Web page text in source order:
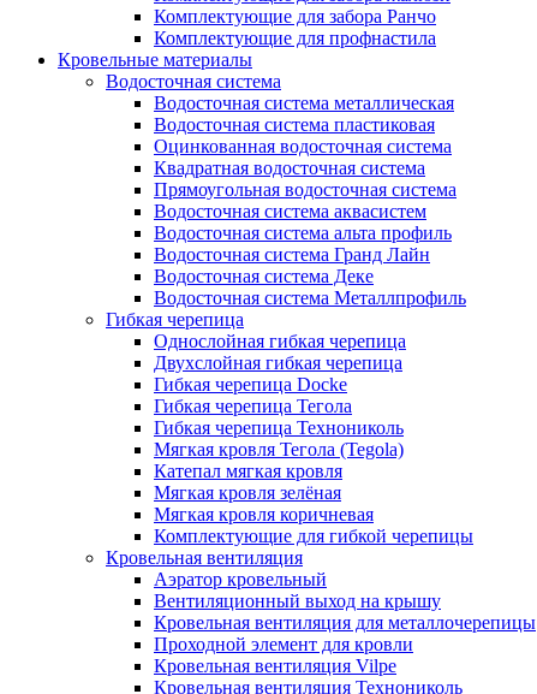
Комплектующие для забора Ранчо
Комплектующие для профнастила
Кровельные материалы
Водосточная система
Водосточная система металлическая
Водосточная система пластиковая
Оцинкованная водосточная система
Квадратная водосточная система
Прямоугольная водосточная система
Водосточная система аквасистем
Водосточная система альта профиль
Водосточная система Гранд Лайн
Водосточная система Деке
Водосточная система Металлпрофиль
Гибкая черепица
Однослойная гибкая черепица
Двухслойная гибкая черепица
Гибкая черепица Docke
Гибкая черепица Тегола
Гибкая черепица Технониколь
Мягкая кровля Тегола (Tegola)
Катепал мягкая кровля
Мягкая кровля зелёная
Мягкая кровля коричневая
Комплектующие для гибкой черепицы
Кровельная вентиляция
Аэратор кровельный
Вентиляционный выход на крышу
Кровельная вентиляция для металлочерепицы
Проходной элемент для кровли
Кровельная вентиляция Vilpe
Кровельная вентиляция Технониколь